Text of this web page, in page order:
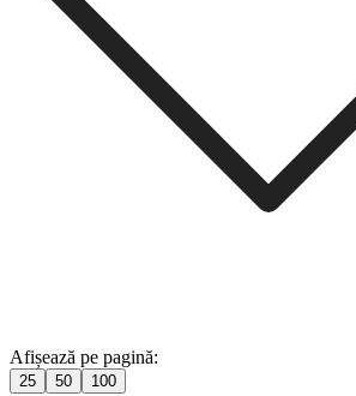
Afișează pe pagină:
25 50 100